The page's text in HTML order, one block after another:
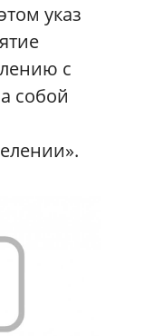
указ
с
собой